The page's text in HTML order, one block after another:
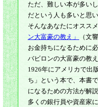
ただ、難しい本が多い
だという人も多いと思い
そんなあなたにオススメ
ン大富豪の教え」
（文
お金持ちになるために
バビロンの大富豪の教
1926年にアメリカで出
ち」という本で、本書
になるための方法が解
多くの銀行員や資産家